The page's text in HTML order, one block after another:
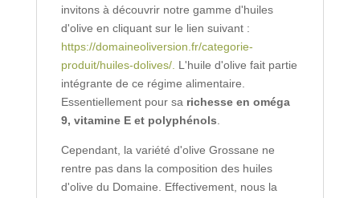
invitons à découvrir notre gamme d'huiles
d'olive en cliquant sur le lien suivant :
https://domaineoliversion.fr/categorie-
produit/huiles-dolives/. L'huile d'olive fait partie
intégrante de ce régime alimentaire.
Essentiellement pour sa richesse en oméga
9, vitamine E et polyphénols
Cependant, la variété d'olive Grossane ne
rentre pas dans la composition des huiles
d'olive du Domaine. Effectivement, nous la